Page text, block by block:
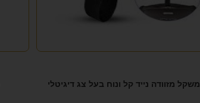
משקל מזוודה נייד קל ונוח בעל צג דיגיטלי